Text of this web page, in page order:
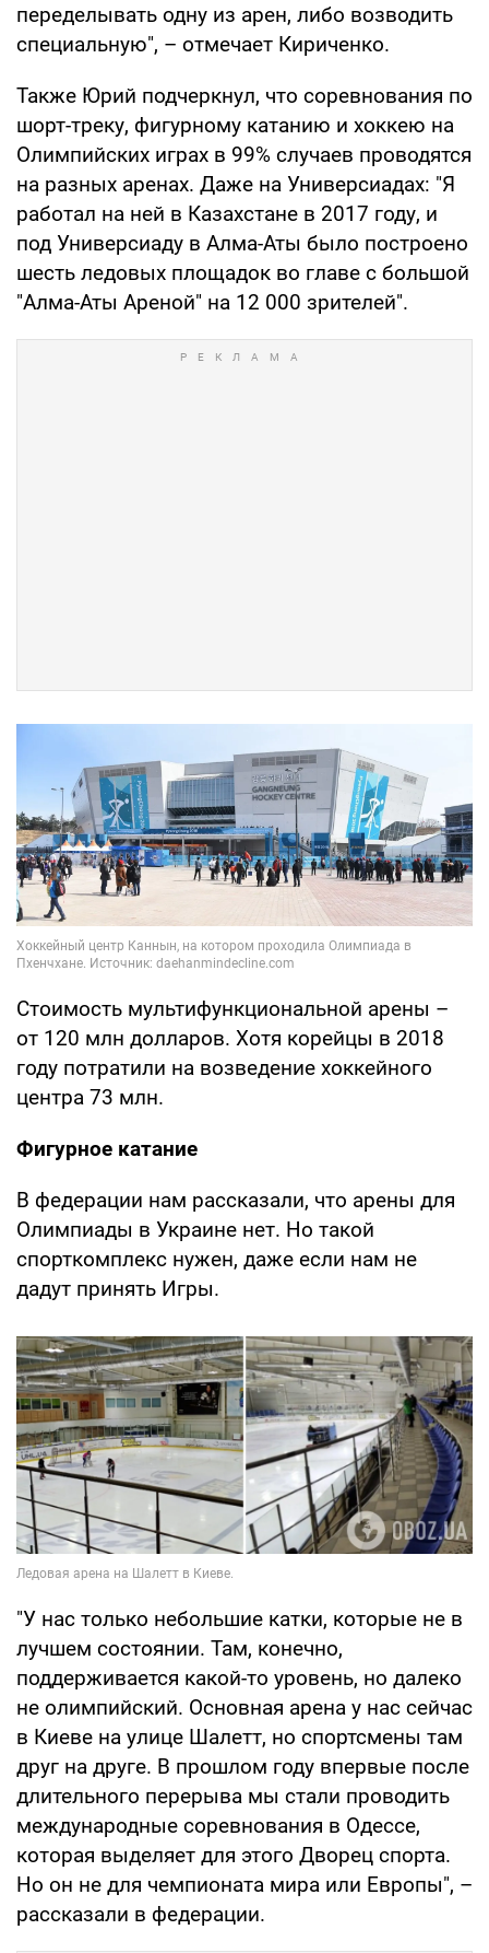
переделывать одну из арен, либо возводить
специальную", – отмечает Кириченко.
Также Юрий подчеркнул, что соревнования по
шорт-треку, фигурному катанию и хоккею на
Олимпийских играх в 99% случаев проводятся
на разных аренах. Даже на Универсиадах: "Я
работал на ней в Казахстане в 2017 году, и
под Универсиаду в Алма-Аты было построено
шесть ледовых площадок во главе с большой
"Алма-Аты Ареной" на 12 000 зрителей".
Стоимость мультифункциональной арены –
от 120 млн долларов. Хотя корейцы в 2018
году потратили на возведение хоккейного
центра 73 млн.
Фигурное катание
В федерации нам рассказали, что арены для
Олимпиады в Украине нет. Но такой
спорткомплекс нужен, даже если нам не
дадут принять Игры.
"У нас только небольшие катки, которые не в
лучшем состоянии. Там, конечно,
поддерживается какой-то уровень, но далеко
не олимпийский. Основная арена у нас сейчас
в Киеве на улице Шалетт, но спортсмены там
друг на друге. В прошлом году впервые после
длительного перерыва мы стали проводить
международные соревнования в Одессе,
которая выделяет для этого Дворец спорта.
Но он не для чемпионата мира или Европы", –
рассказали в федерации.